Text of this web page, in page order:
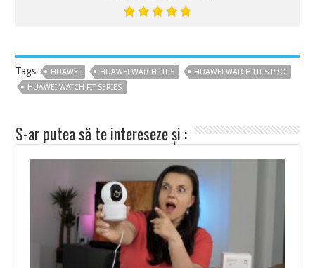
Tags HUAWEI HUAWEI WATCH FIT 5
HUAWEI WATCH FIT 5 PRO
HUAWEI WATCH FIT SERIES
S-ar putea să te intereseze și :